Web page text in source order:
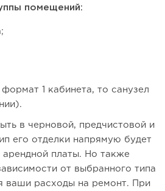
12 2
у банков: как это влияет на
помещений:
формат 1 кабинета, то санузел
в черновой, предчистовой и
его отделки напрямую будет
арендной платы. Но также
от выбранного типа
ваши расходы на ремонт. При